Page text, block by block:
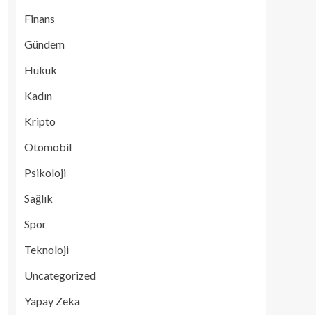
Finans
Gündem
Hukuk
Kadın
Kripto
Otomobil
Psikoloji
Sağlık
Spor
Teknoloji
Uncategorized
Yapay Zeka